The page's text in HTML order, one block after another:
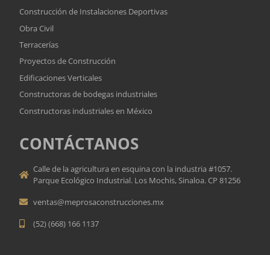
Construcción de Instalaciones Deportivas
Obra Civil
Terracerías
Proyectos de Construcción
Edificaciones Verticales
Constructoras de bodegas industriales
Constructoras industriales en México
CONTÁCTANOS
Calle de la agricultura en esquina con la industria #1057.
Parque Ecológico Industrial. Los Mochis, Sinaloa. CP 81256
ventas@meprosaconstrucciones.mx
(52) (668) 166 1137